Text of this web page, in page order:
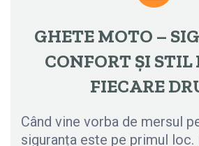
GHETE MOTO –
CONFORT ȘI STIL
FIECARE
Când vine vorba de mersul
siguranța este pe primul loc.